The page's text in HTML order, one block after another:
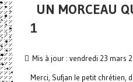
UN MORCEAU
1
Mis à jour : vendredi 23 mars
Merci, Sufjan le petit chrétien,